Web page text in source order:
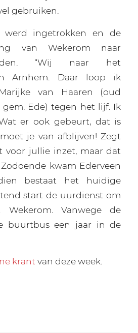
gebruiken.
werd ingetrokken en de
van Wekerom naar
“Wij naar het
Arnhem. Daar loop ik
van Haaren (oud
gem. Ede) tegen het lijf. Ik
er ook gebeurt, dat is
je van afblijven! Zegt
voor jullie inzet, maar dat
kwam Ederveen
bestaat het huidige
start de uurdienst om
Vanwege de
buurtbus een jaar in de
krant van deze week.